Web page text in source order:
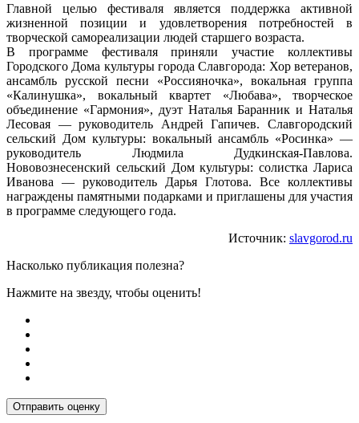
Главной целью фестиваля является поддержка активной
жизненной позиции и удовлетворения потребностей в
творческой самореализации людей старшего возраста.
В программе фестиваля приняли участие коллективы
Городского Дома культуры города Славгорода: Хор ветеранов,
ансамбль русской песни «Россияночка», вокальная группа
«Калинушка», вокальный квартет «Любава», творческое
объединение «Гармония», дуэт Наталья Баранник и Наталья
Лесовая — руководитель Андрей Гапичев. Славгородский
сельский Дом культуры: вокальный ансамбль «Росинка» —
руководитель Людмила Дудкинская-Павлова.
Нововознесенский сельский Дом культуры: солистка Лариса
Иванова — руководитель Дарья Глотова. Все коллективы
награждены памятными подарками и приглашены для участия
в программе следующего года.
Источник: slavgorod.ru
Насколько публикация полезна?
Нажмите на звезду, чтобы оценить!
Отправить оценку